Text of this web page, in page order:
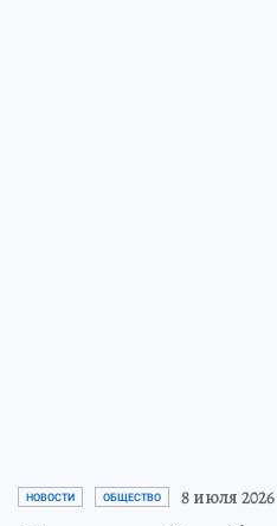
НОВОСТИ ОБЩЕСТВО 8 июля 2026